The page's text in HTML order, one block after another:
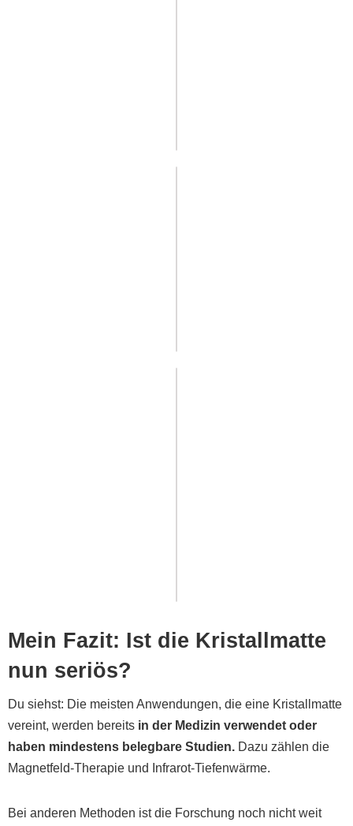
Mein Fazit: Ist die Kristallmatte
nun seriös?
Du siehst: Die meisten Anwendungen, die eine Kristallmatte
vereint, werden bereits in der Medizin verwendet oder
haben mindestens belegbare Studien. Dazu zählen die
Magnetfeld-Therapie und Infrarot-Tiefenwärme.
Bei anderen Methoden ist die Forschung noch nicht weit